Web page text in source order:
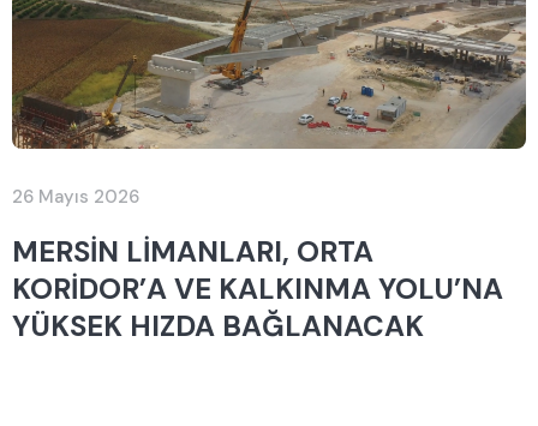
26 Mayıs 2026
MERSİN LİMANLARI, ORTA
KORİDOR’A VE KALKINMA YOLU’NA
YÜKSEK HIZDA BAĞLANACAK